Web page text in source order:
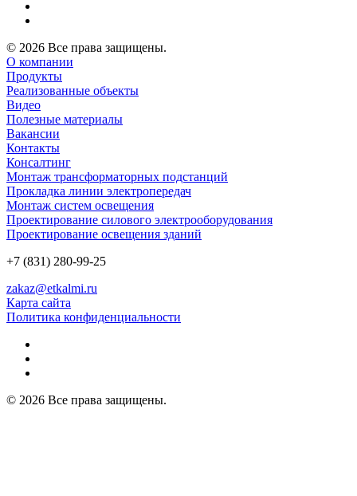
© 2026 Все права защищены.
О компании
Продукты
Реализованные объекты
Видео
Полезные материалы
Вакансии
Контакты
Консалтинг
Монтаж трансформаторных подстанций
Прокладка линии электропередач
Монтаж систем освещения
Проектирование силового электрооборудования
Проектирование освещения зданий
+7 (831) 280-99-25
zakaz@etkalmi.ru
Карта сайта
Политика конфиденциальности
© 2026 Все права защищены.